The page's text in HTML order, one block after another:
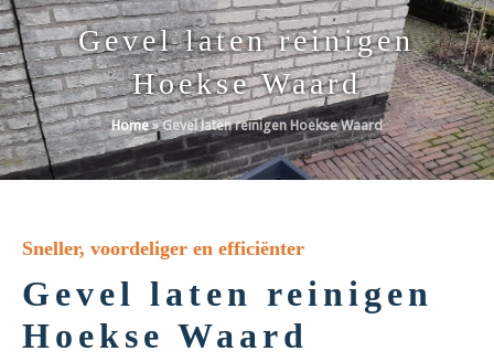
Gevel laten reinigen
Hoekse Waard
Home»Gevel laten reinigen Hoekse Waard
Sneller, voordeliger en efficiënter
Gevel laten reinigen
Hoekse Waard